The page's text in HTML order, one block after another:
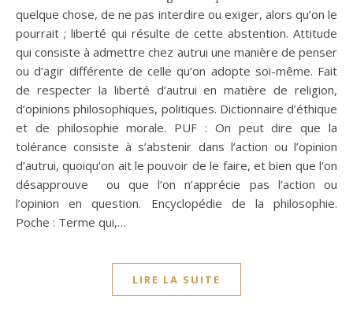
quelque chose, de ne pas interdire ou exiger, alors qu’on le
pourrait ; liberté qui résulte de cette abstention. Attitude
qui consiste à admettre chez autrui une manière de penser
ou d’agir différente de celle qu’on adopte soi-même. Fait
de respecter la liberté d’autrui en matière de religion,
d’opinions philosophiques, politiques. Dictionnaire d’éthique
et de philosophie morale. PUF : On peut dire que la
tolérance consiste à s’abstenir dans l’action ou l’opinion
d’autrui, quoiqu’on ait le pouvoir de le faire, et bien que l’on
désapprouve ou que l’on n’apprécie pas l’action ou
l’opinion en question. Encyclopédie de la philosophie.
Poche : Terme qui,…
LIRE LA SUITE